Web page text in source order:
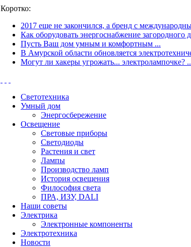
Коротко:
2017 еще не закончился, а бренд с
Как оборудовать энергоснабжение загородного
Пусть Ваш дом умным и комфортным ...
В Амурской области обновляется
Могут ли хакеры угрожать... электролампочке?
Светотехника
Умный дом
Энергосбережение
Освещение
Световые приборы
Светодиоды
Растения и свет
Лампы
Производство ламп
История освещения
Философия света
ПРА, ИЗУ, DALI
Наши советы
Электрика
Электронные компоненты
Электротехника
Новости